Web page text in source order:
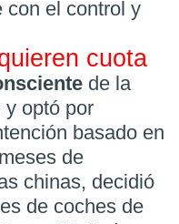
con el control y
cuota
de la
y optó por
basado en
de
chinas, decidió
de coches de